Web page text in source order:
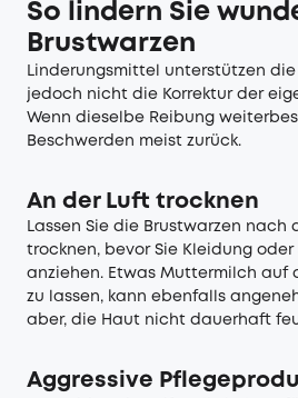
So lindern Sie
Brustwarzen
Linderungsmittel unterstützen die
jedoch nicht die Korrektur der
Wenn dieselbe Reibung
Beschwerden meist zurück.
An der Luft trocknen
Lassen Sie die Brustwarzen nach
trocknen, bevor Sie Kleidung
anziehen. Etwas Muttermilch auf
zu lassen, kann ebenfalls
aber, die Haut nicht dauerhaft
Aggressive